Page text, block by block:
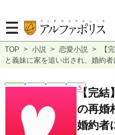
TOP > 小説 > 恋愛小説 >
【
と義妹に家を追い出され、婚約
恋愛 完結 短編 R15【完結
の再婚
婚約者